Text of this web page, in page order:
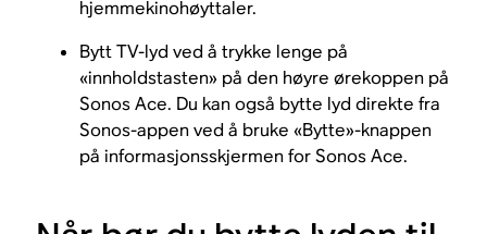
hjemmekinohøyttaler.
Bytt TV-lyd ved å trykke lenge på
«innholdstasten» på den høyre ørekoppen på
Sonos Ace. Du kan også bytte lyd direkte fra
Sonos-appen ved å bruke «Bytte»-knappen
på informasjonsskjermen for Sonos Ace.